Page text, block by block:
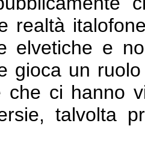
realtà
elvetiche e
gioca un
che ci hanno
talvolta